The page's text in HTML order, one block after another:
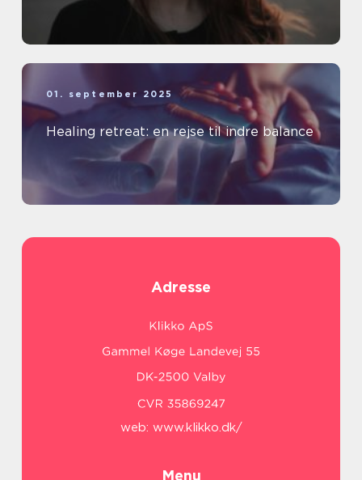
01. september 2025
Healing retreat: en rejse til indre balance
Adresse
web: www.klikko.dk/
Menu